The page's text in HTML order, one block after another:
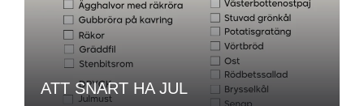
ATT SNART HA JUL